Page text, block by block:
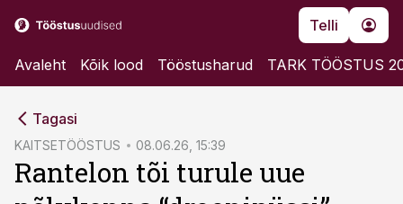
Telli
Avaleht Kõik lood Tööstusharud TARK TÖÖSTUS
Tagasi
KAITSETÖÖSTUS 08.06.26, 15:39
Rantelon tõi turule uue